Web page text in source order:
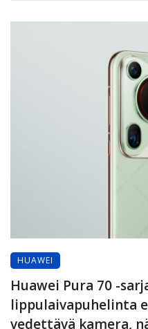
HUAWEI
Huawei Pura 70 -
lippulaivapuhelinta
vedettävä kamera,